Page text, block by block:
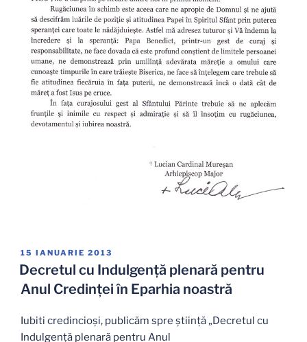
PUBLICAT
PE
15 IANUARIE 2013
Decretul cu Indulgenţă plenară pentru
Anul Credinţei în Eparhia noastră
Iubiti credincioşi, publicăm spre ştiinţă „Decretul cu
Indulgenţă plenară pentru Anul